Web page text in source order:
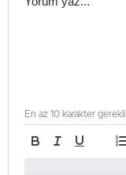
En az 10 karakter gerekli